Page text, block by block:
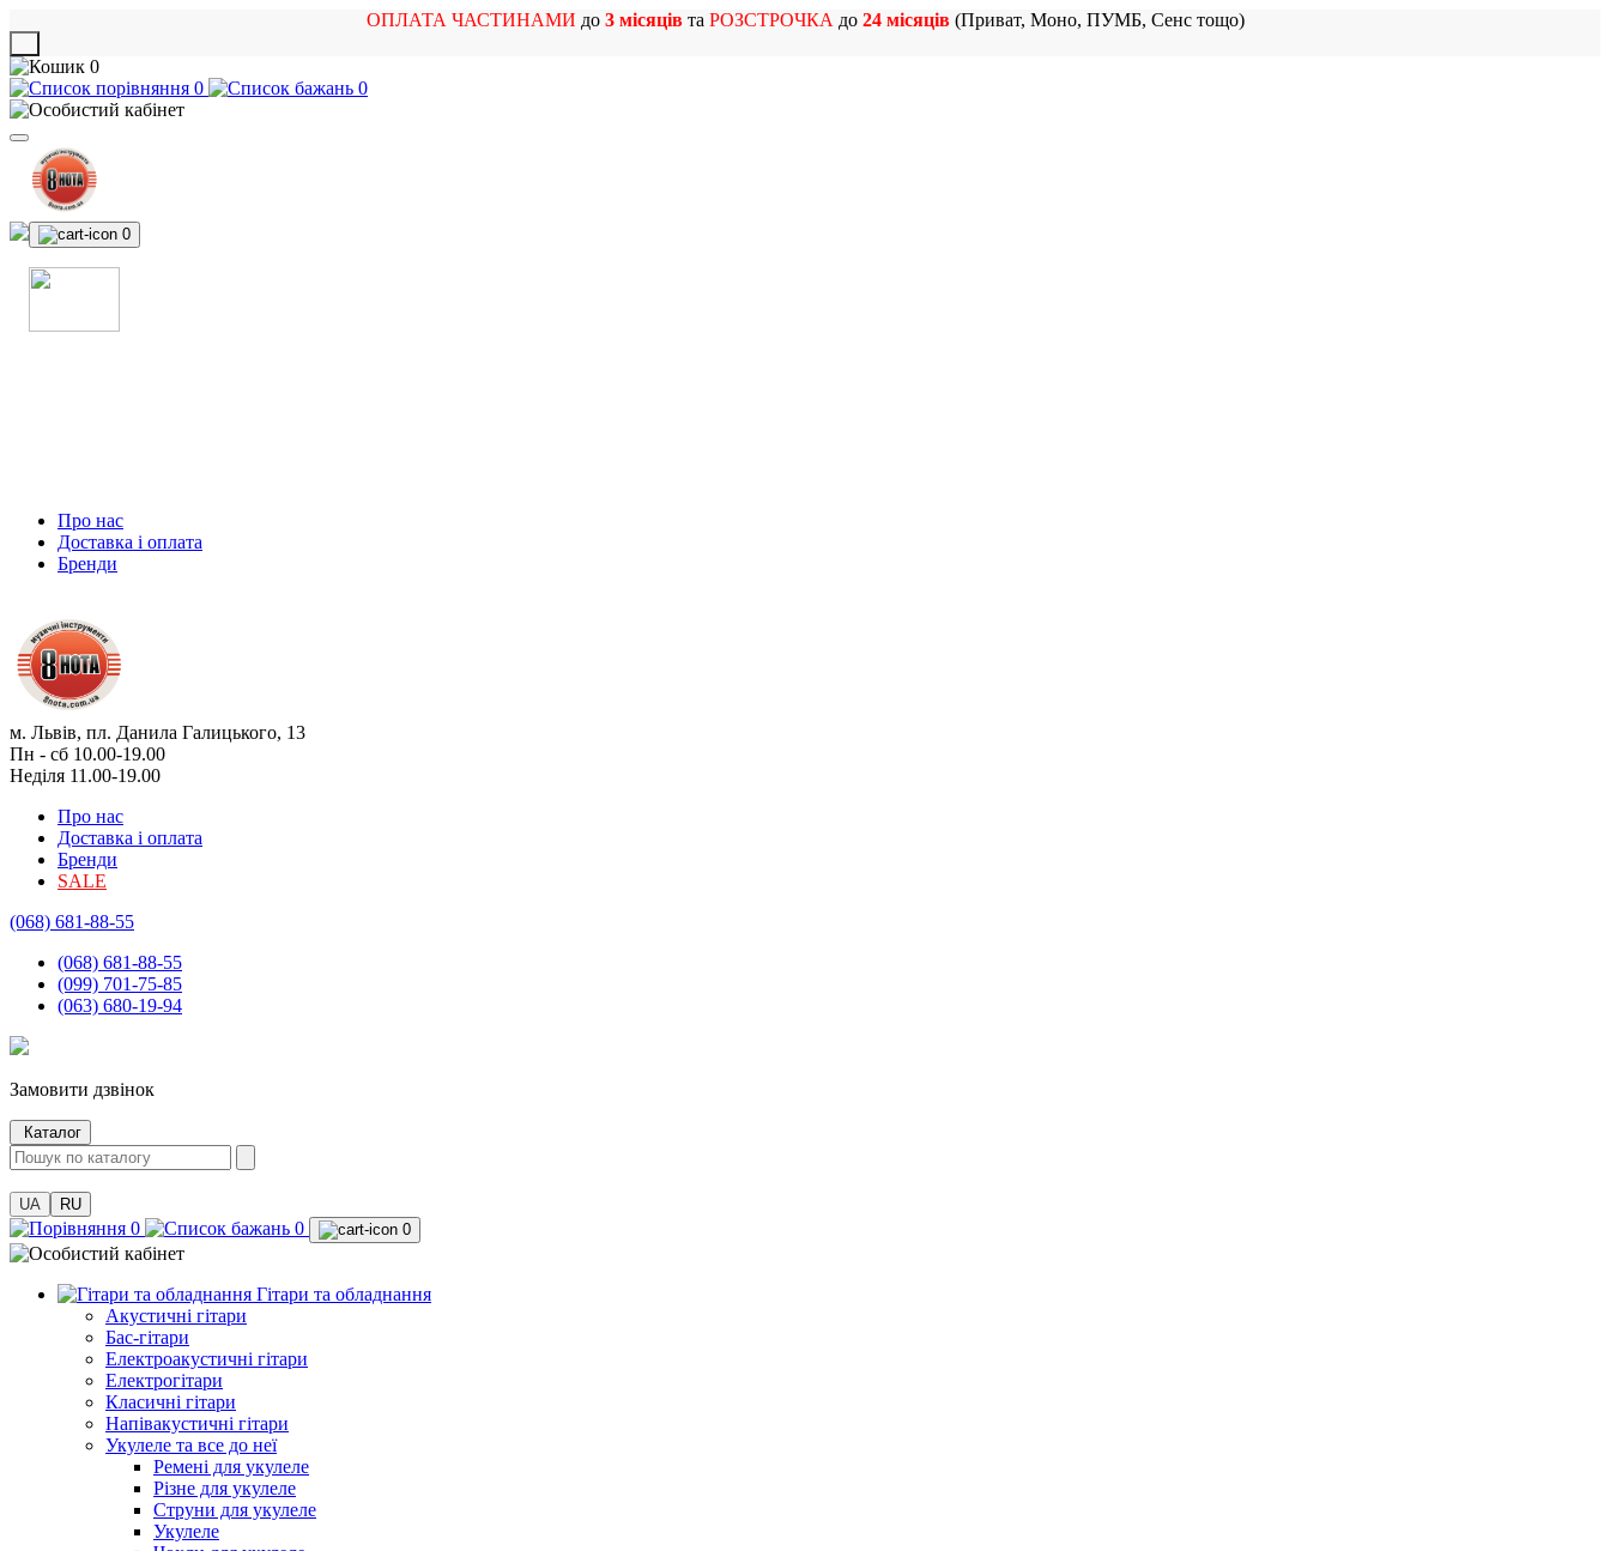
ОПЛАТА ЧАСТИНАМИ до 3 місяцівта РОЗСТРОЧКА до 24 місяців(Приват, Моно, ПУМБ, Сенс тощо)
0
0
0
0
Про нас
Доставка і оплата
Бренди
м. Львів, пл. Данила Галицького, 13
Пн - сб 10.00-19.00
Неділя 11.00-19.00
Про нас
Доставка і оплата
Бренди
SALE
(068) 681-88-55
(068) 681-88-55
(099) 701-75-85
(063) 680-19-94
Замовити дзвінок
Каталог
UA RU
0 0 0
Гітари та обладнання
Акустичні гітари
Бас-гітари
Електроакустичні гітари
Електрогітари
Класичні гітари
Напівакустичні гітари
Укулеле та все до неї
Ремені для укулеле
Різне для укулеле
Струни для укулеле
Укулеле